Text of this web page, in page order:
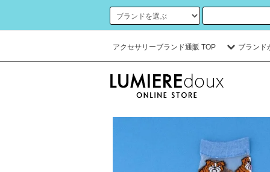
アクセサリーブランド通販 TOP ブランド